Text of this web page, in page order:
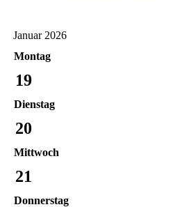
Januar 2026
Montag
19
Dienstag
20
Mittwoch
21
Donnerstag